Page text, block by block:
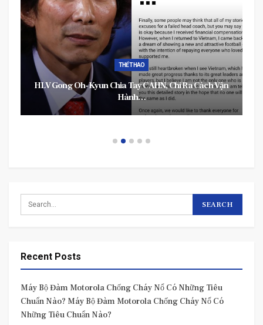
THỂ THAO
HLV Gong Oh-Kyun Chia Tay CAHN, Chỉ Ra Cách Vận
Hành…
Recent Posts
Máy Bộ Đàm Motorola Chống Cháy Nổ Có Những Tiêu
Chuẩn Nào? Máy Bộ Đàm Motorola Chống Cháy Nổ Có
Những Tiêu Chuẩn Nào?